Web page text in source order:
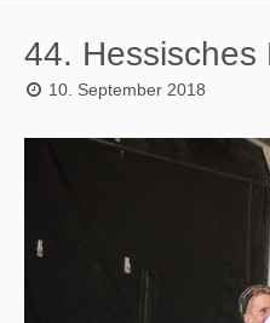
44. Hessisches
10. September 2018